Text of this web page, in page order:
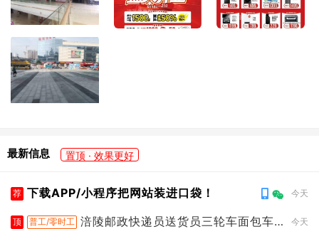
最新信息 置顶 · 效果更好
荐 下载APP/小程序把网站装进口袋！ 今天
顶 普工/零时工 涪陵邮政快递员送货员三轮车面包车
今天